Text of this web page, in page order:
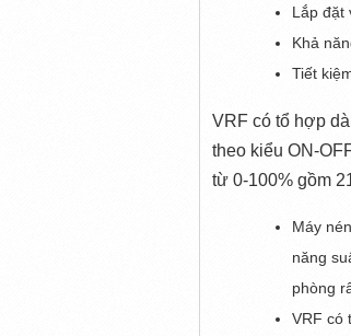
Lắp đặt
Khả
Tiết
VRF có tổ hợp
theo kiểu ON-
từ 0-100% gồm
Máy
năng
phòng
VRF có